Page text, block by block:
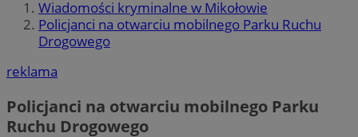
Wiadomości kryminalne w Mikołowie
Policjanci na otwarciu mobilnego Parku Ruchu
Drogowego
reklama
Policjanci na otwarciu mobilnego Parku
Ruchu Drogowego